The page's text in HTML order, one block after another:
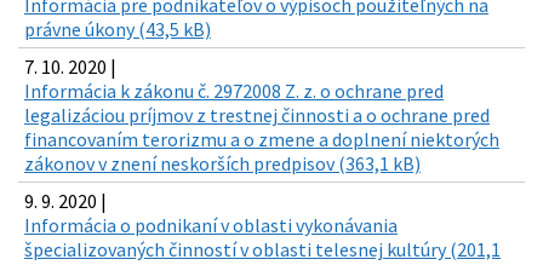
Informácia pre podnikateľov o výpisoch použiteľných na
právne úkony (43,5 kB)
7. 10. 2020 |
Informácia k zákonu č. 2972008 Z. z. o ochrane pred
legalizáciou príjmov z trestnej činnosti a o ochrane pred
financovaním terorizmu a o zmene a doplnení niektorých
zákonov v znení neskorších predpisov (363,1 kB)
9. 9. 2020 |
Informácia o podnikaní v oblasti vykonávania
špecializovaných činností v oblasti telesnej kultúry (201,1